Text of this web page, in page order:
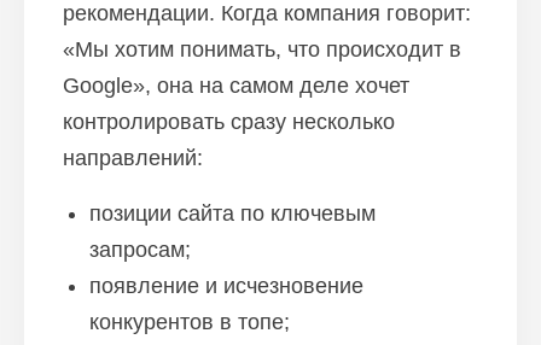
рекомендации. Когда компания говорит:
«Мы хотим понимать, что происходит в
Google», она на самом деле хочет
контролировать сразу несколько
направлений:
позиции сайта по ключевым
запросам;
появление и исчезновение
конкурентов в топе;